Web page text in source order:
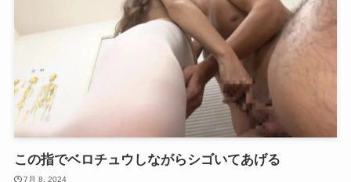
この指でベロチュウしながらシゴいてあげる
7月 8, 2024